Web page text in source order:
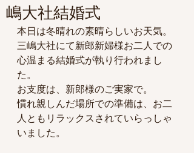
嶋大社結婚式
本日は冬晴れの素晴らしいお天気。
三嶋大社にて新郎新婦様お二人での
心温まる結婚式が執り行われまし
た。
お支度は、新郎様のご実家で。
慣れ親しんだ場所での準備は、お二
人ともリラックスされていらっしゃ
いました。